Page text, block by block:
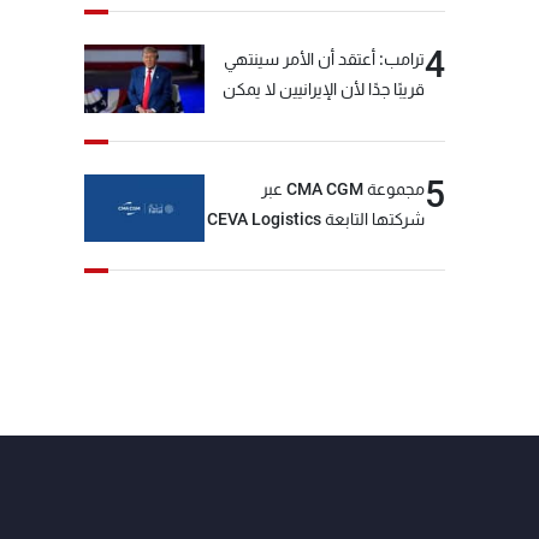
4ترامب: أعتقد أن الأمر سينتهي
قريبًا جدًا لأن الإيرانيين لا يمكن
5
مجموعة CMA CGM عبر
شركتها التابعة CEVA Logistics